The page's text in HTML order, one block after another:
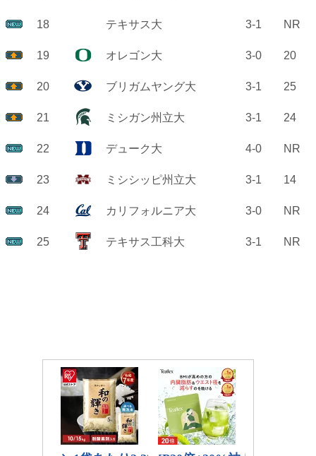
18 テキサス大 3-1 NR
19 オレゴン大 3-0 20
20 ブリガムヤング大 3-1 25
21 ミシガン州立大 3-1 24
22 デューク大 4-0 NR
23 ミシシッピ州立大 3-1 14
24 カリフォルニア大 3-0 NR
25 テキサス工科大 3-1 NR